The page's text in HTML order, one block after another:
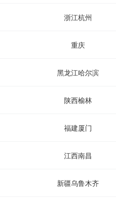
浙江杭州
重庆
黑龙江哈尔滨
陕西榆林
福建厦门
江西南昌
新疆乌鲁木齐